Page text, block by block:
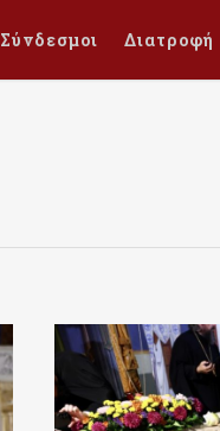
Σύνδεσμοι Διατροφή